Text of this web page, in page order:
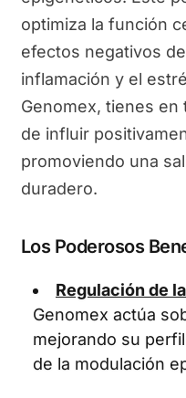
optimiza la función
efectos negativos
inflamación y el
Genomex, tienes en
de influir
promoviendo una
duradero.
Los Poderosos
Regulación de
Genomex actúa
mejorando su
de la modulación